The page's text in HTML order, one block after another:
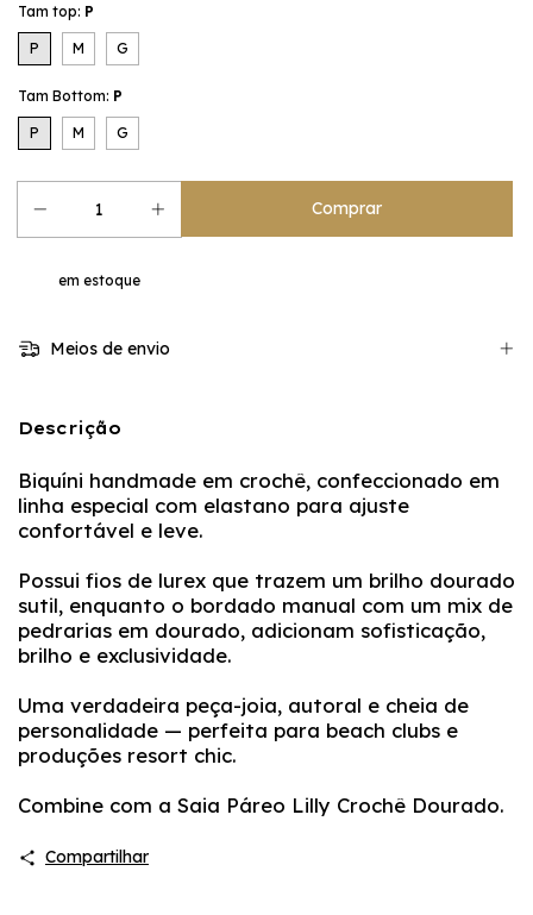
Tam top: P
P M G
Tam Bottom: P
P M G
em estoque
Meios de envio
Descrição
Biquíni handmade em crochê, confeccionado em
linha especial com elastano para ajuste
confortável e leve.
Possui fios de lurex que trazem um brilho dourado
sutil, enquanto o bordado manual com um mix de
pedrarias em dourado, adicionam sofisticação,
brilho e exclusividade.
Uma verdadeira peça-joia, autoral e cheia de
personalidade — perfeita para beach clubs e
produções resort chic.
Combine com a Saia Páreo Lilly Crochê Dourado.
Compartilhar